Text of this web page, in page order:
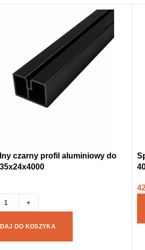
czarny profil aluminiowy do
+
DO KOSZYKA